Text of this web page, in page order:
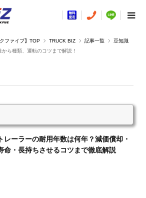
TRUCK BIZ 記事一覧
豆知識
ら種類、運転のコツまで解説！
トレーラーの耐用年数は何年？減価償却・
命・長持ちさせるコツまで徹底解説